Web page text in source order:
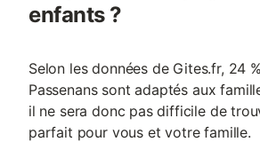
enfants ?
Selon les données de Gites.fr, 24
Passenans sont adaptés aux
il ne sera donc pas difficile de
parfait pour vous et votre famille.